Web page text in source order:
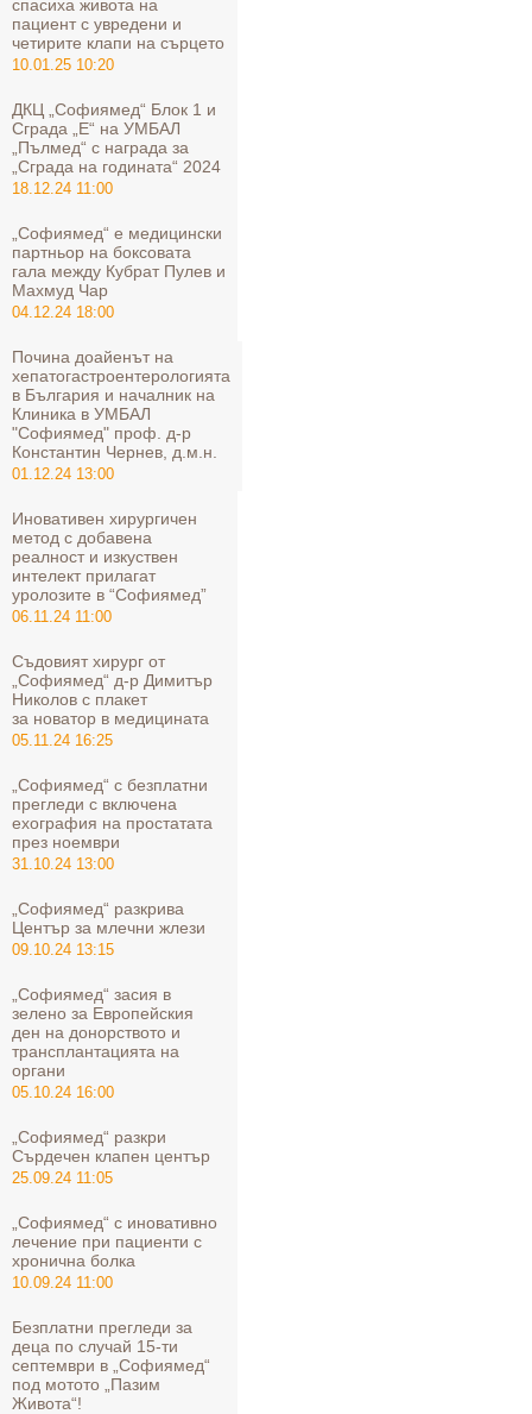
спасиха живота на
пациент с увредени и
четирите клапи на сърцето
10.01.25 10:20
ДКЦ „Софиямед“ Блок 1 и
Сграда „Е“ на УМБАЛ
„Пълмед“ с награда за
„Сграда на годината“ 2024
18.12.24 11:00
„Софиямед“ е медицински
партньор на боксовата
гала между Кубрат Пулев и
Махмуд Чар
04.12.24 18:00
Почина доайенът на
хепатогастроентерологията
в България и началник на
Клиника в УМБАЛ
"Софиямед" проф. д-р
Константин Чернев, д.м.н.
01.12.24 13:00
Иновативен хирургичен
метод с добавена
реалност и изкуствен
интелект прилагат
уролозите в “Софиямед”
06.11.24 11:00
Съдовият хирург от
„Софиямед“ д-р Димитър
Николов с плакет
за новатор в медицината
05.11.24 16:25
„Софиямед“ с безплатни
прегледи с включена
ехография на простатата
през ноември
31.10.24 13:00
„Софиямед“ разкрива
Център за млечни жлези
09.10.24 13:15
„Софиямед“ засия в
зелено за Европейския
ден на донорството и
трансплантацията на
органи
05.10.24 16:00
„Софиямед“ разкри
Сърдечен клапен център
25.09.24 11:05
„Софиямед“ с иновативно
лечение при пациенти с
хронична болка
10.09.24 11:00
Безплатни прегледи за
деца по случай 15-ти
септември в „Софиямед“
под мотото „Пазим
Живота“!